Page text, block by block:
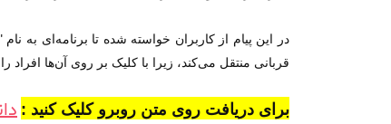
قربانی منتقل می‌کند، زیرا با کلیک بر روی آن‌ها
برای دریافت روی متن روبرو کلیک کنید :